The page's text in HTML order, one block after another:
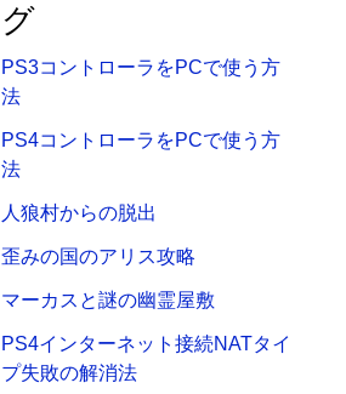
グ
PS3コントローラをPCで使う方
法
PS4コントローラをPCで使う方
法
人狼村からの脱出
歪みの国のアリス攻略
マーカスと謎の幽霊屋敷
PS4インターネット接続NATタイ
プ失敗の解消法